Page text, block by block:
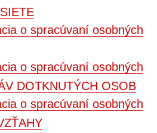
o spracúvaní osobných
o spracúvaní osobných
DOTKNUTÝCH OSOB
o spracúvaní osobných